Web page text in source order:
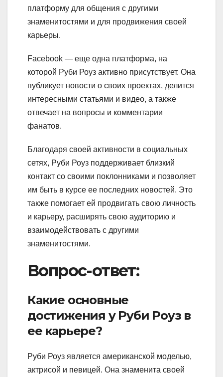
платформу для общения с другими
знаменитостями и для продвижения своей
карьеры.
Facebook — еще одна платформа, на
которой Руби Роуз активно присутствует. Она
публикует новости о своих проектах, делится
интересными статьями и видео, а также
отвечает на вопросы и комментарии
фанатов.
Благодаря своей активности в социальных
сетях, Руби Роуз поддерживает близкий
контакт со своими поклонниками и позволяет
им быть в курсе ее последних новостей. Это
также помогает ей продвигать свою личность
и карьеру, расширять свою аудиторию и
взаимодействовать с другими
знаменитостями.
Вопрос-ответ:
Какие основные
достижения у Руби Роуз в
ее карьере?
Руби Роуз является американской моделью,
актрисой и певицей. Она знаменита своей